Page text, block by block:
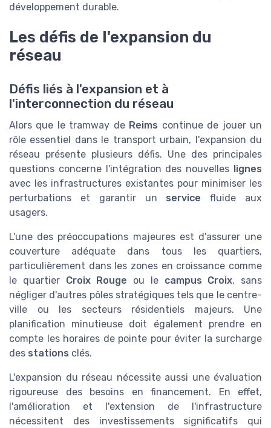
développement durable.
Les défis de l'expansion du
réseau
Défis liés à l'expansion et à
l'interconnection du réseau
Alors que le tramway de Reims continue de jouer un
rôle essentiel dans le transport urbain, l'expansion du
réseau présente plusieurs défis. Une des principales
questions concerne l'intégration des nouvelles lignes
avec les infrastructures existantes pour minimiser les
perturbations et garantir un service fluide aux
usagers.
L'une des préoccupations majeures est d'assurer une
couverture adéquate dans tous les quartiers,
particulièrement dans les zones en croissance comme
le quartier Croix Rouge ou le campus Croix, sans
négliger d'autres pôles stratégiques tels que le centre-
ville ou les secteurs résidentiels majeurs. Une
planification minutieuse doit également prendre en
compte les horaires de pointe pour éviter la surcharge
des stations clés.
L'expansion du réseau nécessite aussi une évaluation
rigoureuse des besoins en financement. En effet,
l'amélioration et l'extension de l'infrastructure
nécessitent des investissements significatifs qui